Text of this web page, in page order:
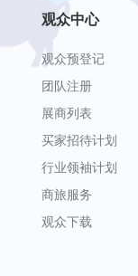
观众中心
观众预登记
团队注册
展商列表
买家招待计划
行业领袖计划
商旅服务
观众下载